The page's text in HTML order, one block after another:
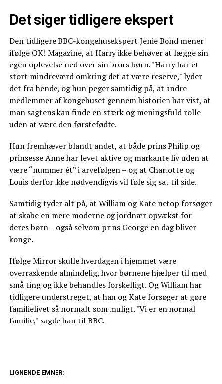
Det siger tidligere ekspert
Den tidligere BBC-kongehusekspert Jenie Bond mener
ifølge OK! Magazine, at Harry ikke behøver at lægge sin
egen oplevelse ned over sin brors børn. "Harry har et
stort mindreværd omkring det at være reserve," lyder
det fra hende, og hun peger samtidig på, at andre
medlemmer af kongehuset gennem historien har vist, at
man sagtens kan finde en stærk og meningsfuld rolle
uden at være den førstefødte.
Hun fremhæver blandt andet, at både prins Philip og
prinsesse Anne har levet aktive og markante liv uden at
være “nummer ét” i arvefølgen – og at Charlotte og
Louis derfor ikke nødvendigvis vil føle sig sat til side.
Samtidig tyder alt på, at William og Kate netop forsøger
at skabe en mere moderne og jordnær opvækst for
deres børn – også selvom prins George en dag bliver
konge.
Ifølge Mirror skulle hverdagen i hjemmet være
overraskende almindelig, hvor børnene hjælper til med
små ting og ikke behandles forskelligt. Og William har
tidligere understreget, at han og Kate forsøger at gøre
familielivet så normalt som muligt. "Vi er en normal
familie," sagde han til BBC.
LIGNENDE EMNER: